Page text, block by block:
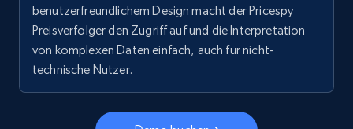
benutzerfreundlichem Design macht der Pricespy
Preisverfolger den Zugriff auf und die Interpretation
von komplexen Daten einfach, auch für nicht-
technische Nutzer.